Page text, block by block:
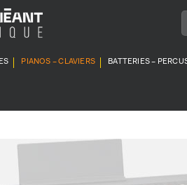
PIANOS – CLAVIERS BATTERIES –